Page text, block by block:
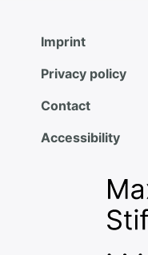
Imprint
Privacy policy
Contact
Accessibility